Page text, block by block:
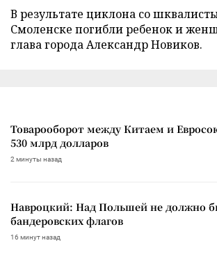
В результате циклона со
Смоленске погибли ребенок и
глава города Александр Новиков.
Товарооборот между Китаем и
530 млрд долларов
2 минуты назад
Навроцкий: Над Польшей не должно
бандеровских флагов
16 минут назад